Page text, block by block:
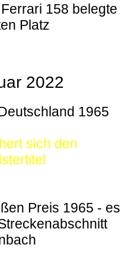
158 belegte
Platz
2022
1965
sich den
Preis 1965 - es